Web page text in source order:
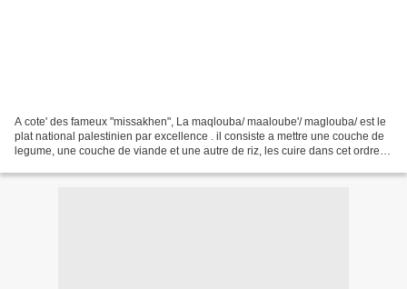
A cote' des fameux "missakhen", La maqlouba/ maaloube'/ maglouba/ est le
plat national palestinien par excellence . il consiste a mettre une couche de
legume, une couche de viande et une autre de riz, les cuire dans cet ordre et